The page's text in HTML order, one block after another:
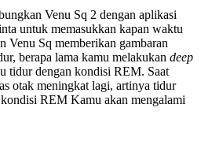
Venu Sq 2 dengan aplikasi
untuk memasukkan kapan waktu
Venu Sq memberikan gambaran
berapa lama kamu melakukan deep
tidur dengan kondisi REM. Saat
otak meningkat lagi, artinya tidur
REM Kamu akan mengalami